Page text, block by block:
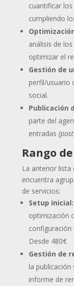
cuantificar
cumpliendo
análisis de
optimizar el
Gestión de
perfil/usuario
social.
Publicación
parte del
entradas
Rango
La anterior lista
encuentra
de servicios:
Setup inicial:
optimización
configuración
Desde 480€
Gestión de
la
informe de